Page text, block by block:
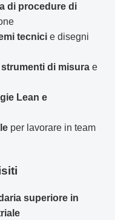
di procedure di
tecnici e disegni
di misura e
Lean e
per lavorare in team
superiore in